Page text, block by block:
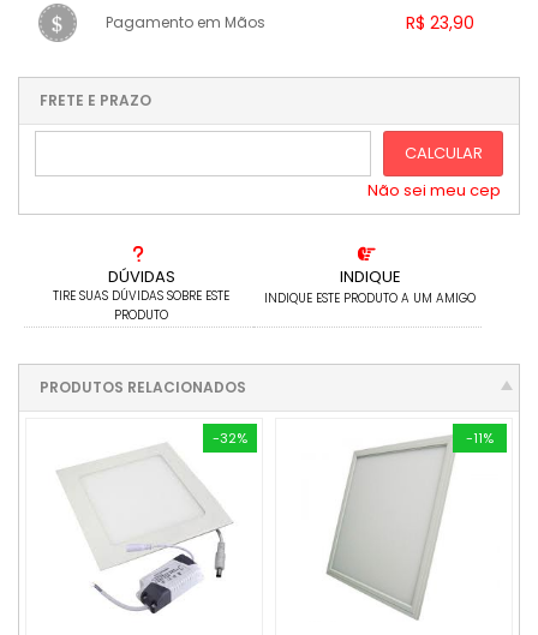
DÚVIDAS
TIRE SUAS DÚVIDAS SOBRE ESTE
PRODUTO
INDIQUE
INDIQUE ESTE PRODUTO A UM AMIGO
Pagamento em Mãos R$ 23,90
...
....
FRETE E PRAZO
CALCULAR
Não sei meu cep
PRODUTOS RELACIONADOS
-32% -11%